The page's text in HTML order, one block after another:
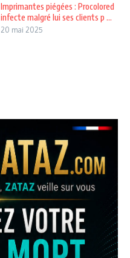
Imprimantes piégées : Procolored
infecte malgré lui ses clients p ...
20 mai 2025